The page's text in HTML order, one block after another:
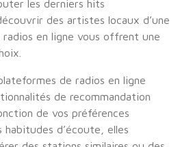
les derniers hits
des artistes locaux d’une
radios en ligne vous offrent une
de radios en ligne
de recommandation
de vos préférences
habitudes d’écoute, elles